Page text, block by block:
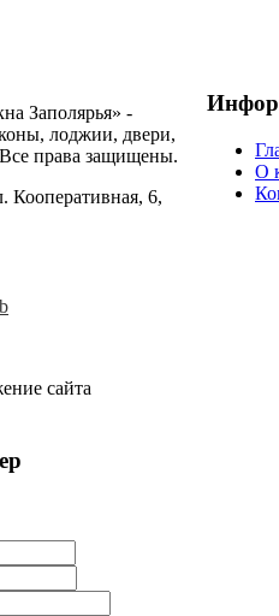
Заполярья» -
лоджии, двери,
права защищены.
Кооперативная, 6,
О
сайта